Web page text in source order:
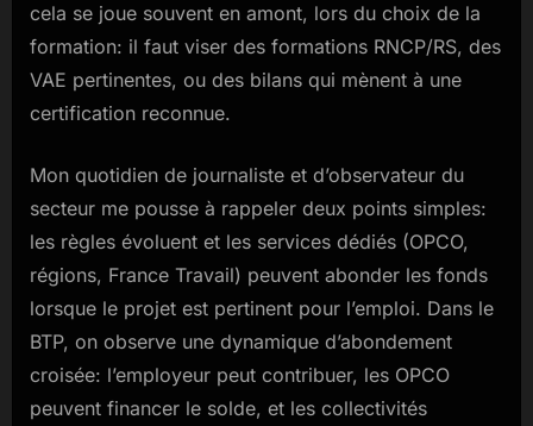
cela se joue souvent en amont, lors du choix de la
formation: il faut viser des formations RNCP/RS, des
VAE pertinentes, ou des bilans qui mènent à une
certification reconnue.
Mon quotidien de journaliste et d’observateur du
secteur me pousse à rappeler deux points simples:
les règles évoluent et les services dédiés (OPCO,
régions, France Travail) peuvent abonder les fonds
lorsque le projet est pertinent pour l’emploi. Dans le
BTP, on observe une dynamique d’abondement
croisée: l’employeur peut contribuer, les OPCO
peuvent financer le solde, et les collectivités